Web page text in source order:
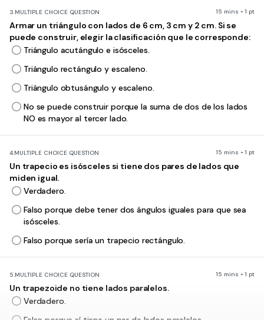
3.MULTIPLE CHOICE QUESTION 15 mins • 1 pt
Armar un triángulo con lados de 6 cm, 3 cm y 2 cm. Si se
puede construir, elegir la clasificación que le corresponde:
Triángulo acutángulo e isósceles.
Triángulo rectángulo y escaleno.
Triángulo obtusángulo y escaleno.
No se puede construir porque la suma de dos de los lados
NO es mayor al tercer lado.
4.MULTIPLE CHOICE QUESTION 15 mins • 1 pt
Un trapecio es isósceles si tiene dos pares de lados que
miden igual.
Verdadero.
Falso porque debe tener dos ángulos iguales para que sea
isósceles.
Falso porque sería un trapecio rectángulo.
5.MULTIPLE CHOICE QUESTION 15 mins • 1 pt
Un trapezoide no tiene lados paralelos.
Verdadero.
Falso porque sí tiene un par de lados paralelos.